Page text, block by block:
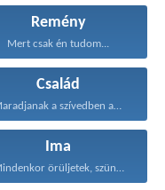
Remény
Mert csak én tudom...
Család
Maradjanak a szívedben azok...
Ima
Mindenkor örüljetek, szüntelenül imádkozzatok...